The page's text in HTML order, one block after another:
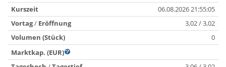
Kurszeit
06.08.2026 21:55:05
Vortag/ Eröffnung
3,02 / 3,02
Volumen (Stück)
0
Marktkap. (EUR)